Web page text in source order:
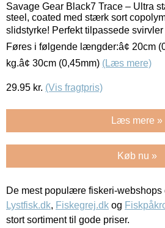
Savage Gear Black7 Trace – Ultra
steel, coated med stærk sort
slidstyrke! Perfekt tilpassede svirvler
Føres i følgende længder:â¢ 20cm
kg.â¢ 30cm (0,45mm) (Læs mere)
29.95 kr. (Vis fragtpris)
Læs mere »
Køb nu »
De mest populære fiskeri-webshops
Lystfisk.dk, Fiskegrej.dk og
stort sortiment til gode priser.